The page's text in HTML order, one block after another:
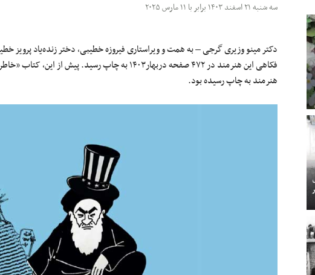
سه شنبه ۲۱ اسفند ۱۴۰۳ برابر با ۱۱ مارس ۲۰۲۵
دکتر مینو وزیری گرجی – به همت و ویراستاری فیروزه خطیبی، دختر زنده‌یاد
فکاهی این هنرمند در ۴۷۲ صفحه دربهار۱۴۰۳ به چاپ رسید.
هنرمند به چاپ رسیده بود.